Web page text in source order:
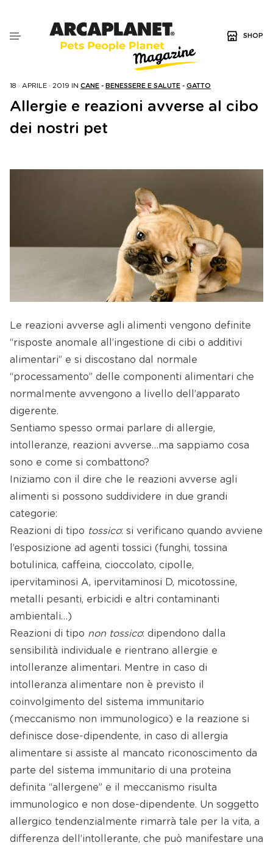
SHOP
18 · APRILE · 2019 IN CANE - BENESSERE E SALUTE - GATTO
Allergie e reazioni avverse al cibo
dei nostri pet
Le reazioni avverse agli alimenti vengono definite
“risposte anomale all’ingestione di cibi o additivi
alimentari” e si discostano dal normale
“processamento” delle componenti alimentari che
normalmente avvengono a livello dell’apparato
digerente.
Sentiamo spesso ormai parlare di allergie,
intolleranze, reazioni avverse…ma sappiamo cosa
sono e come si combattono?
Iniziamo con il dire che le reazioni avverse agli
alimenti si possono suddividere in due grandi
categorie:
Reazioni di tipo tossico: si verificano quando avviene
l’esposizione ad agenti tossici (funghi, tossina
botulinica, caffeina, cioccolato, cipolle,
ipervitaminosi A, ipervitaminosi D, micotossine,
metalli pesanti, erbicidi e altri contaminanti
ambientali…)
Reazioni di tipo non tossico: dipendono dalla
sensibilità individuale e rientrano allergie e
intolleranze alimentari. Mentre in caso di
intolleranza alimentare non è previsto il
coinvolgimento del sistema immunitario
(meccanismo non immunologico) e la reazione si
definisce dose-dipendente, in caso di allergia
alimentare si assiste al mancato riconoscimento da
parte del sistema immunitario di una proteina
definita “allergene” e il meccanismo risulta
immunologico e non dose-dipendente. Un soggetto
allergico tendenzialmente rimarrà tale per la vita, a
differenza dell’intollerante, che può manifestare una